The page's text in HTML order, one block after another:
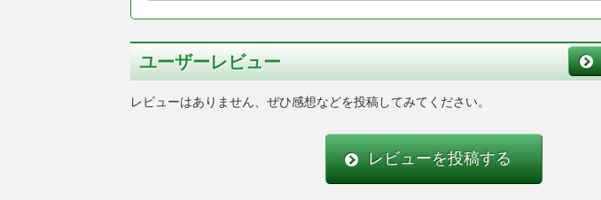
ユーザーレビュー
レビューはありません、ぜひ感想などを投稿してみてください。
レビューを投稿する